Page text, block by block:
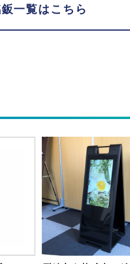
一覧はこちら